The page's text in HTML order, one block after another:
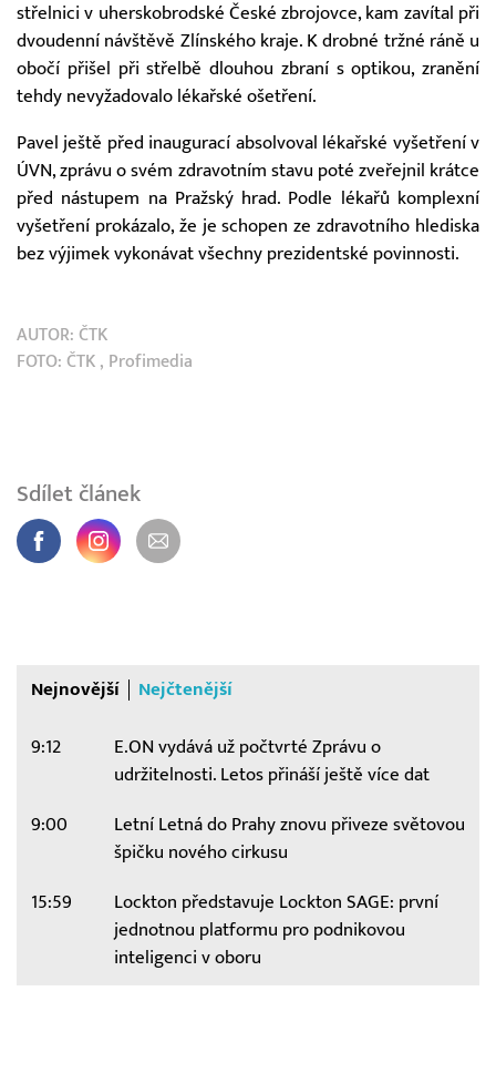
střelnici v uherskobrodské České zbrojovce, kam zavítal při
dvoudenní návštěvě Zlínského kraje. K drobné tržné ráně u
obočí přišel při střelbě dlouhou zbraní s optikou, zranění
tehdy nevyžadovalo lékařské ošetření.
Pavel ještě před inaugurací absolvoval lékařské vyšetření v
ÚVN, zprávu o svém zdravotním stavu poté zveřejnil krátce
před nástupem na Pražský hrad. Podle lékařů komplexní
vyšetření prokázalo, že je schopen ze zdravotního hlediska
bez výjimek vykonávat všechny prezidentské povinnosti.
AUTOR: ČTK
FOTO: ČTK , Profimedia
Sdílet článek
Nejnovější Nejčtenější
9:12
E.ON vydává už počtvrté Zprávu o
udržitelnosti. Letos přináší ještě více dat
9:00
Letní Letná do Prahy znovu přiveze světovou
špičku nového cirkusu
15:59
Lockton představuje Lockton SAGE: první
jednotnou platformu pro podnikovou
inteligenci v oboru